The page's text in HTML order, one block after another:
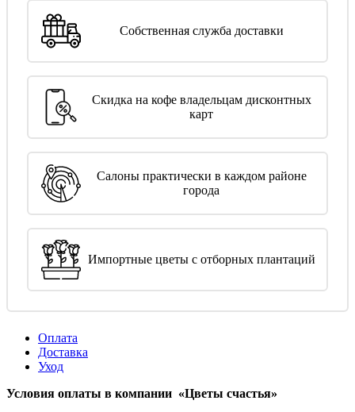
Собственная служба доставки
Скидка на кофе владельцам дисконтных
карт
Салоны практически в каждом районе
города
Импортные цветы с отборных плантаций
Оплата
Доставка
Уход
Условия оплаты в компании «Цветы счастья»